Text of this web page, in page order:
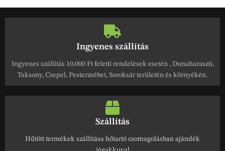
Ingyenes szállítás
Ingyenes szállítás 10.000 Ft feletti rendelések esetén , Dunaharaszti,
Taksony, Csepel, Pesterzsébet, Soroksár területén és környékén.
Szállítás
Hűtött termékek szállítása hőtartó csomagolásban ajándék